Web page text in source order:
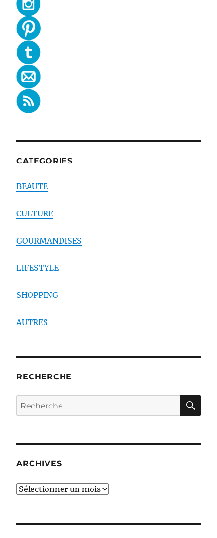
CATEGORIES
BEAUTE
CULTURE
GOURMANDISES
LIFESTYLE
SHOPPING
AUTRES
RECHERCHE
Recherche
pour :
ARCHIVES
ARCHIVES